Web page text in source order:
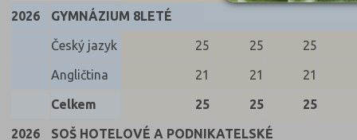
2026 GYMNÁZIUM 8LETÉ
Český jazyk 25 25 25
Angličtina 21 21 21
Celkem 25 25 25
2026 SOŠ HOTELOVÉ A PODNIKATELSKÉ